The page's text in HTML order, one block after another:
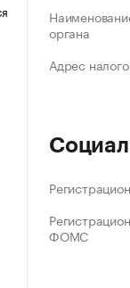
органа
Адрес
ФОМС